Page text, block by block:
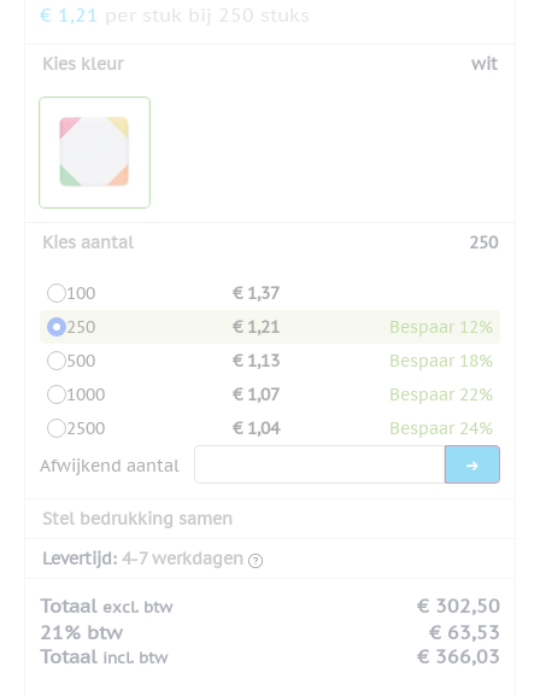
€ 1,21 per stuk bij 250 stuks
Kies kleur wit
Kies aantal 250
100
€ 1,37
250
€ 1,21
Bespaar 12%
500
€ 1,13
Bespaar 18%
1000
€ 1,07
Bespaar 22%
2500
€ 1,04
Bespaar 24%
Afwijkend aantal
Stel bedrukking samen
Levertijd: 4-7 werkdagen
Totaal excl. btw
€ 302,50
21% btw
€ 63,53
Totaal incl. btw € 366,03